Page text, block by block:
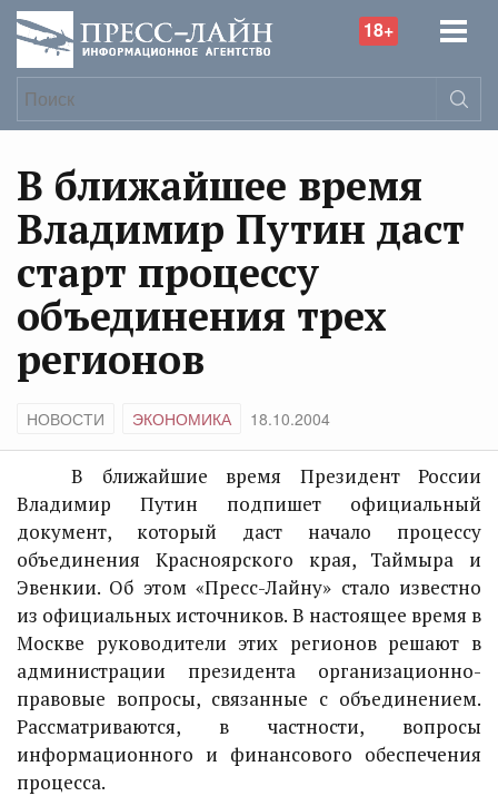
18+
В ближайшее время
Владимир Путин даст
старт процессу
объединения трех
регионов
НОВОСТИ ЭКОНОМИКА 18.10.2004
В ближайшие время Президент России
Владимир Путин подпишет официальный
документ, который даст начало процессу
объединения Красноярского края, Таймыра и
Эвенкии. Об этом «Пресс-Лайну» стало известно
из официальных источников. В настоящее время в
Москве руководители этих регионов решают в
администрации президента организационно-
правовые вопросы, связанные с объединением.
Рассматриваются, в частности, вопросы
информационного и финансового обеспечения
процесса.